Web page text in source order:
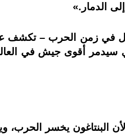
الدمار.»
في زمن الحرب – تكشف عن
أقوى جيش في
يخسر الحرب، ويبحث عن كبش